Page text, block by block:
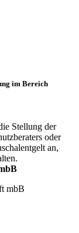
im Bereich
Stellung der
oder
an,
mbB